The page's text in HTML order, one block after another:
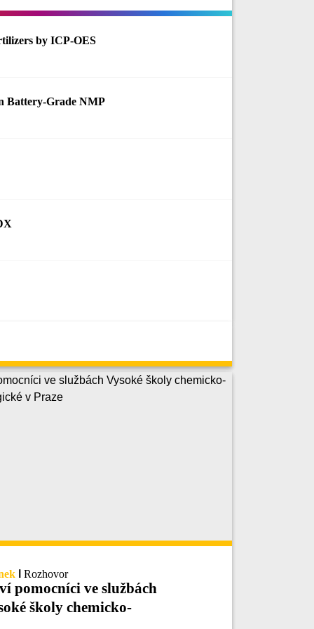
by ICP-OES
Battery-Grade NMP
Rozhovor
pomocníci ve službách
školy chemicko-